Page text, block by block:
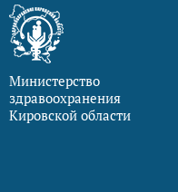
Министерство
здравоохранения
Кировской области